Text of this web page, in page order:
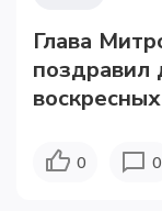
Глава
поздравил
0 0